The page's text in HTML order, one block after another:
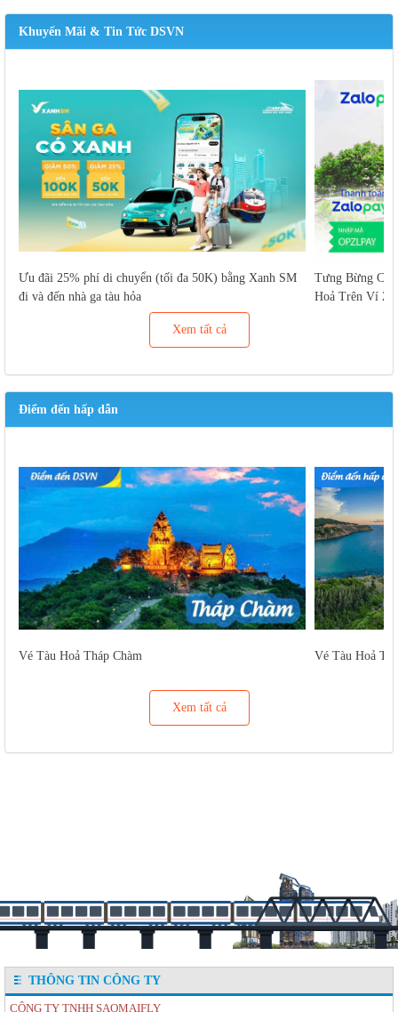
Khuyến Mãi & Tin Tức DSVN
Ưu đãi 25% phí di chuyển (tối đa 50K) bằng Xanh SM
đi và đến nhà ga tàu hỏa
Tưng Bừng
Hoả Trên Ví
Xem tất cả
Điểm đến hấp dẫn
Vé Tàu Hoả Tháp Chàm Vé Tàu Hoả
Xem tất cả
THÔNG TIN CÔNG TY
CÔNG TY TNHH SAOMAIFLY